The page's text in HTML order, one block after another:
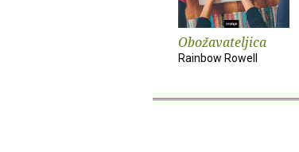
Obožavateljica
Rainbow Rowell